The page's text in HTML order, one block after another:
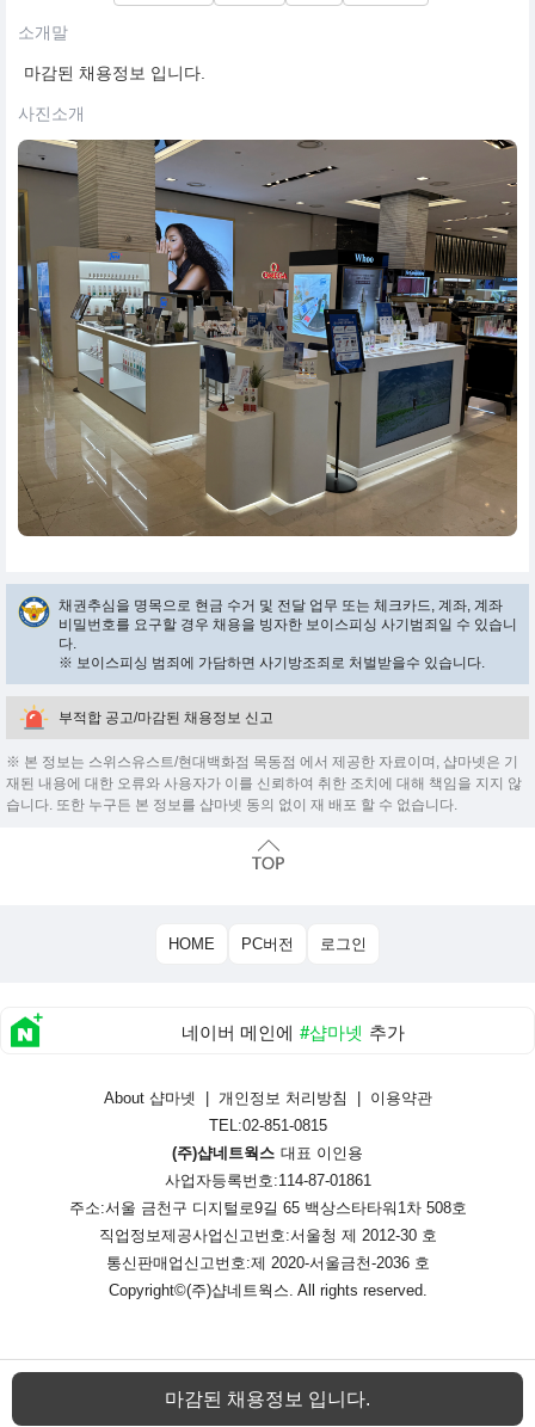
소개말
마감된 채용정보 입니다.
사진소개
채권추심을 명목으로 현금 수거 및 전달 업무 또는 체크카드, 계좌, 계좌
비밀번호를 요구할 경우 채용을 빙자한 보이스피싱 사기범죄일 수 있습니
다.
※ 보이스피싱 범죄에 가담하면 사기방조죄로 처벌받을수 있습니다.
부적합 공고/마감된 채용정보 신고
※ 본 정보는 스위스유스트/현대백화점 목동점 에서 제공한 자료이며, 샵마넷은 기
재된 내용에 대한 오류와 사용자가 이를 신뢰하여 취한 조치에 대해 책임을 지지 않
습니다. 또한 누구든 본 정보를 샵마넷 동의 없이 재 배포 할 수 없습니다.
마감된 채용정보 입니다.
HOME PC버전 로그인
네이버 메인에 #샵마넷 추가
About 샵마넷 개인정보 처리방침
이용약관
TEL:02-851-0815
(주)샵네트웍스 대표 이인용
사업자등록번호:114-87-01861
주소:서울 금천구 디지털로9길 65 백상스타타워1차 508호
직업정보제공사업신고번호:서울청 제 2012-30 호
통신판매업신고번호:제 2020-서울금천-2036 호
Copyright©(주)샵네트웍스. All rights reserved.